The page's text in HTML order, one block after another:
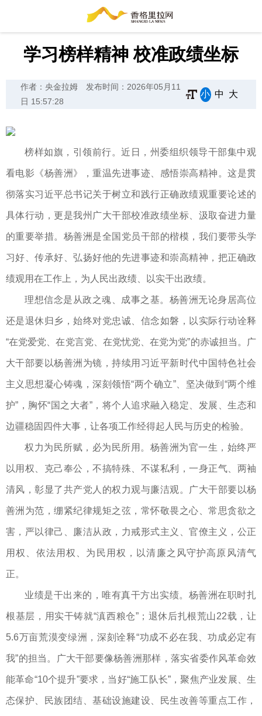
学习榜样精神 校准政绩坐标
作者：央金拉姆
发布时间：2026年05月11
日 15:57:28
小 中 大
榜样如旗，引领前行。近日，州委组织领导干部集中观
看电影《杨善洲》，重温先进事迹、感悟崇高精神。这是贯
彻落实习近平总书记关于树立和践行正确政绩观重要论述的
具体行动，更是我州广大干部校准政绩坐标、汲取奋进力量
的重要举措。杨善洲是全国党员干部的楷模，我们要带头学
习好、传承好、弘扬好他的先进事迹和崇高精神，把正确政
绩观用在工作上，为人民出政绩、以实干出政绩。
理想信念是从政之魂、成事之基。杨善洲无论身居高位
还是退休归乡，始终对党忠诚、信念如磐，以实际行动诠释
“在党爱党、在党言党、在党忧党、在党为党”的赤诚担当。广
大干部要以杨善洲为镜，持续用习近平新时代中国特色社会
主义思想凝心铸魂，深刻领悟“两个确立”、坚决做到“两个维
护”，胸怀“国之大者”，将个人追求融入稳定、发展、生态和
边疆稳固四件大事，让各项工作经得起人民与历史的检验。
权力为民所赋，必为民所用。杨善洲为官一生，始终严
以用权、克己奉公，不搞特殊、不谋私利，一身正气、两袖
清风，彰显了共产党人的权力观与廉洁观。广大干部要以杨
善洲为范，绷紧纪律规矩之弦，常怀敬畏之心、常思贪欲之
害，严以律己、廉洁从政，力戒形式主义、官僚主义，公正
用权、依法用权、为民用权，以清廉之风守护高原风清气
正。
业绩是干出来的，唯有真干方出实绩。杨善洲在职时扎
根基层，用实干铸就“滇西粮仓”；退休后扎根荒山22载，让
5.6万亩荒漠变绿洲，深刻诠释“功成不必在我、功成必定有
我”的担当。广大干部要像杨善洲那样，落实省委作风革命效
能革命“10个提升”要求，当好“施工队长”，聚焦产业发展、生
态保护、民族团结、基础设施建设、民生改善等重点工作，